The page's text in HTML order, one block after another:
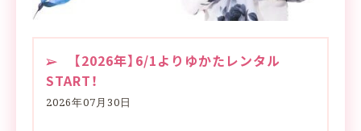
【2026年】6/1よりゆかたレンタル
START！
2026年07月30日